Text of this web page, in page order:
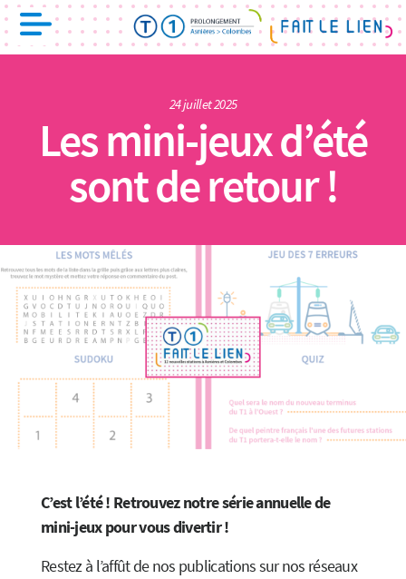
24 juillet 2025
Les mini-jeux d’été
sont de retour !
C’est l’été ! Retrouvez notre série annuelle de
mini-jeux pour vous divertir !
Restez à l’affût de nos publications sur nos réseaux